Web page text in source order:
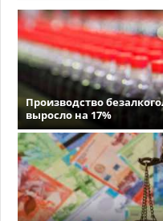
Производство
выросло на 17%